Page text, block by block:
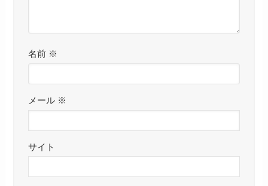
名前 ※
メール ※
サイト